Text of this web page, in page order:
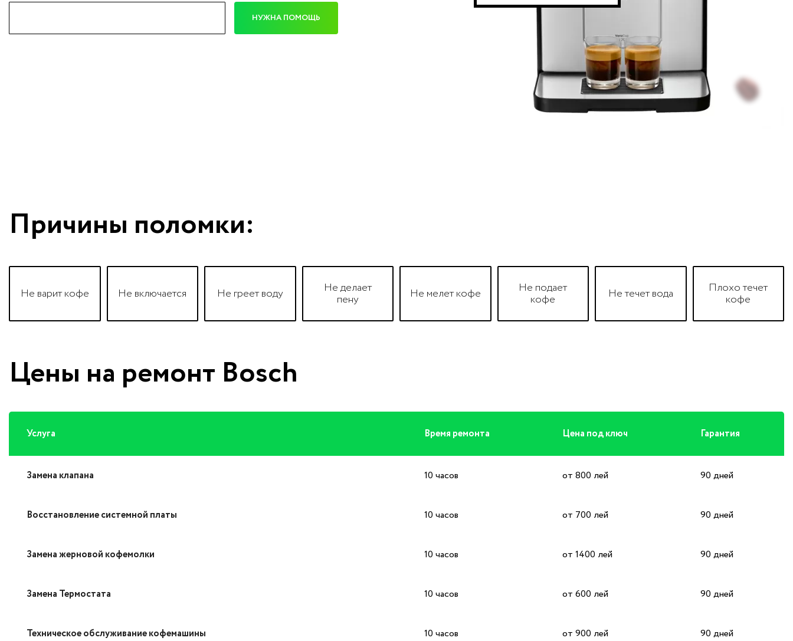
Причины поломки:
Не варит кофе Не включается Не греет воду Не делает
пену Не мелет кофе Не подает
кофе Не течет вода Плохо течет
кофе
Цены на ремонт Bosch
Услуга Время ремонта Цена под ключ Гарантия
Замена клапана 10 часов от 800 лей 90 дней
Восстановление системной платы 10 часов от 700 лей 90 дней
Замена жерновой кофемолки 10 часов от 1400 лей 90 дней
Замена Термостата 10 часов от 600 лей 90 дней
Техническое обслуживание кофемашины 10 часов от 900 лей 90 дней